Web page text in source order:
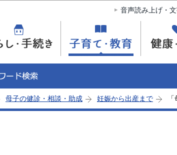
このページの本文へ移動
音声読み上げ・
母子の健診・相談・助成 妊娠から出産まで